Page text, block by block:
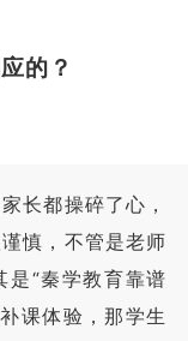
的？
都操碎了心，
慎，不管是老师
是“秦学教育靠谱
课体验，那学生